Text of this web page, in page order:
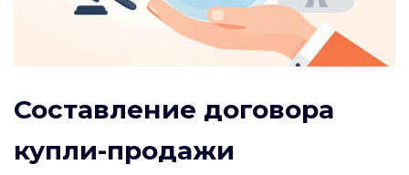
Составление договора
купли-продажи